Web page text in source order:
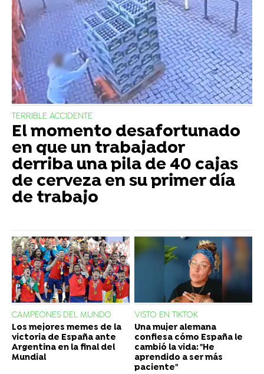
TERRIBLE ACCIDENTE
El momento desafortunado
en que un trabajador
derriba una pila de 40 cajas
de cerveza en su primer día
de trabajo
CAMPEONES DEL MUNDO
Los mejores memes de la
victoria de España ante
Argentina en la final del
Mundial
VISTO EN TIKTOK
Una mujer alemana
confiesa cómo España le
cambió la vida: "He
aprendido a ser más
paciente"